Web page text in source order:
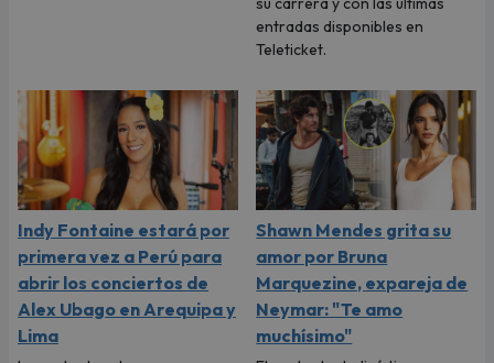
entradas disponibles en
Teleticket.
Indy Fontaine estará por
primera vez a Perú para
abrir los conciertos de
Alex Ubago en Arequipa y
Lima
Shawn Mendes grita su
amor por Bruna
Marquezine, expareja de
Neymar: "Te amo
muchísimo"